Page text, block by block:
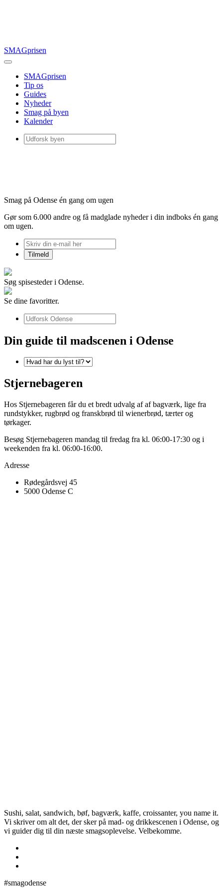
SMAGprisen
SMAGprisen
Tip os
Guides
Nyheder
Smag på byen
Kalender
Smag på Odense én gang om ugen
Gør som 6.000 andre og få madglade nyheder i din indboks én gang
om ugen.
Søg spisesteder i Odense.
Se dine favoritter.
Din guide til madscenen i Odense
Stjernebageren
Hos Stjernebageren får du et bredt udvalg af af bagværk, lige fra
rundstykker, rugbrød og franskbrød til wienerbrød, tærter og
tørkager.
Besøg Stjernebageren mandag til fredag fra kl. 06:00-17:30 og i
weekenden fra kl. 06:00-16:00.
Adresse
Rødegårdsvej 45
5000 Odense C
Sushi, salat, sandwich, bøf, bagværk, kaffe, croissanter, you name it.
Vi skriver om alt det, der sker på mad- og drikkescenen i Odense, og
vi guider dig til din næste smagsoplevelse. Velbekomme.
#smagodense